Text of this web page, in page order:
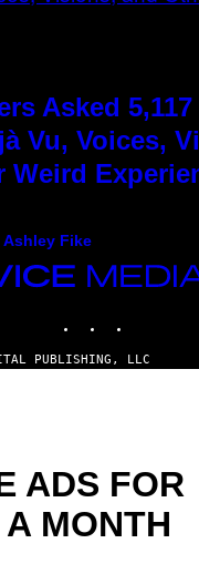
Asked
Vu, Voices,
Weird
Ashley Fike
PUBLISHING, LLC
ADS FOR
MONTH